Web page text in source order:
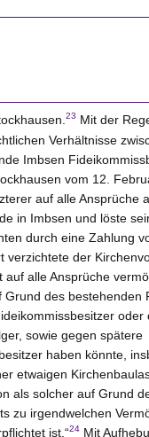
23 Mit der
Verhältnisse
Imbsen
vom 12.
auf alle Ansprüche
in Imbsen und löste
durch eine Zahlung
verzichtete der
auf alle Ansprüche
Grund des bestehenden
oder
sowie gegen spätere
haben könnte,
etwaigen
als solcher auf Grund
zu irgendwelchen
ist.“24Mit